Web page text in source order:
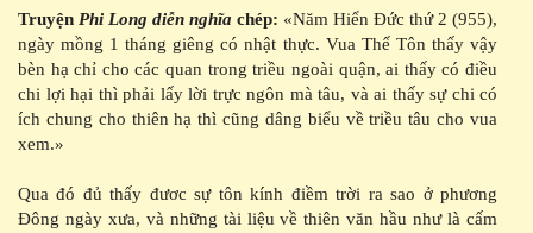
Truyện Phi Long diễn nghĩa chép: «Năm Hiển Đức thứ 2 (955),
ngày mồng 1 tháng giêng có nhật thực. Vua Thế Tôn thấy vậy
bèn hạ chỉ cho các quan trong triều ngoài quận, ai thấy có điều
chi lợi hại thì phải lấy lời trực ngôn mà tâu, và ai thấy sự chi có
ích chung cho thiên hạ thì cũng dâng biểu về triều tâu cho vua
xem.»
Qua đó đủ thấy đươc sự tôn kính điềm trời ra sao ở phương
Đông ngày xưa, và những tài liệu về thiên văn hầu như là cấm